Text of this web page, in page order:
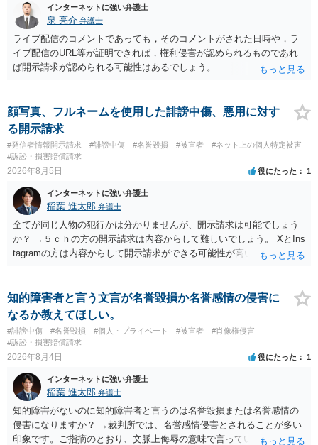
インターネットに強い弁護士
泉 亮介 弁護士
ライブ配信のコメントであっても，そのコメントがされた日時や，ラ
イブ配信のURL等が証明できれば，権利侵害が認められるものであれ
ば開示請求が認められる可能性はあるでしょう。
顔写真、フルネームを使用した誹謗中傷、悪用に対す
る開示請求
#発信者情報開示請求 #誹謗中傷 #名誉毀損 #被害者
#ネット上の個人特定被害
#訴訟・損害賠償請求
2026年8月5日 役にたった 1
インターネットに強い弁護士
稲葉 進太郎 弁護士
全てが同じ人物の犯行かは分かりませんが、開示請求は可能でしょう
か？ →５ｃｈの方の開示請求は内容からして難しいでしょう。 XとIns
tagramの方は内容からして開示請求ができる可能性が高いでしょう。
いでしょう。７月中にアカウントが削除されている場合、今から進め
ても失敗する可能性が高いように思われます。 相手を特定できた場
合、相手に全ての弁護士費用を負担させることは可能でしょうか？ →
訴訟外の交渉で相手方が認めれば負担させることができるでしょう。
訴訟で判決となった場合は、実際の弁護士費用が認められる場合と認
められない場合があり何ともいえないところでしょう。
知的障害者と言う文言が名誉毀損か名誉感情の侵害に
なるか教えてほしい。
#誹謗中傷 #名誉毀損 #個人・プライベート #被害者
#肖像権侵害
#訴訟・損害賠償請求
2026年8月4日 役にたった 1
インターネットに強い弁護士
稲葉 進太郎 弁護士
知的障害がないのに知的障害者と言うのは名誉毀損または名誉感情の
侵害になりますか？ →裁判所では、名誉感情侵害とされることが多い
印象です。ご指摘のとおり、文脈上侮辱の意味で言っている点も加味